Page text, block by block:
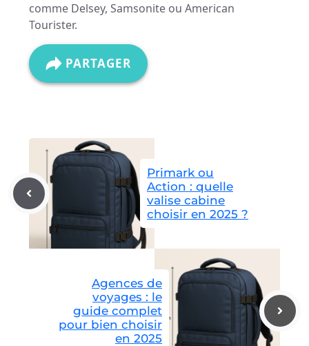
comme Delsey, Samsonite ou American
Tourister.
PARTAGER
Primark ou
Action : quelle
valise cabine
choisir en 2025 ?
Agences de
voyages : le
guide complet
pour bien choisir
en 2025